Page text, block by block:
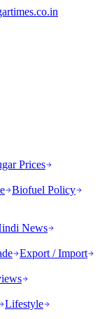
Prices
Biofuel Policy
News
Export / Import
Lifestyle